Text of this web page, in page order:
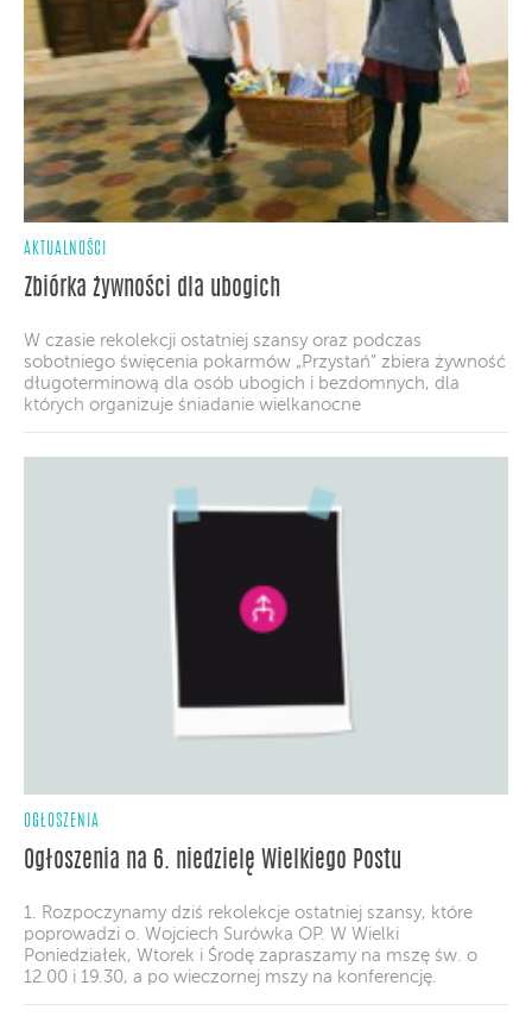
AKTUALNOŚCI
Zbiórka żywności dla ubogich
W czasie rekolekcji ostatniej szansy oraz podczas
sobotniego święcenia pokarmów „Przystań” zbiera żywność
długoterminową dla osób ubogich i bezdomnych, dla
których organizuje śniadanie wielkanocne
OGŁOSZENIA
Ogłoszenia na 6. niedzielę Wielkiego Postu
1. Rozpoczynamy dziś rekolekcje ostatniej szansy, które
poprowadzi o. Wojciech Surówka OP. W Wielki
Poniedziałek, Wtorek i Środę zapraszamy na mszę św. o
12.00 i 19.30, a po wieczornej mszy na konferencję.